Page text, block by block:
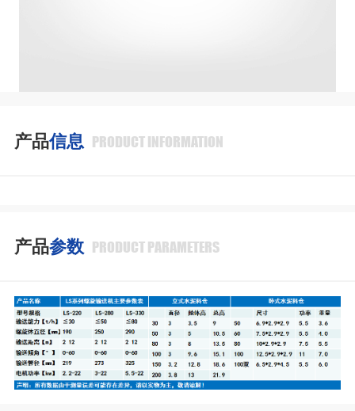
产品信息 PRODUCT INFORMATION
产品参数 PRODUCT PARAMETERS